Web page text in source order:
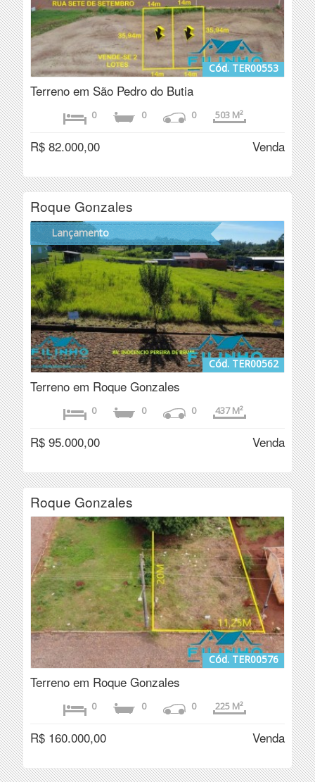
Cód. TER00553
Terreno em São Pedro do Butia
0 0 0 503 M²
R$ 82.000,00 Venda
Roque Gonzales
Lançamento
Cód. TER00562
Terreno em Roque Gonzales
0 0 0 437 M²
R$ 95.000,00 Venda
Roque Gonzales
Cód. TER00576
Terreno em Roque Gonzales
0 0 0 225 M²
R$ 160.000,00 Venda